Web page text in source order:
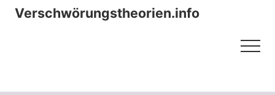
Menu
Zum
ZurVerschwörungstheorien.info
Menu